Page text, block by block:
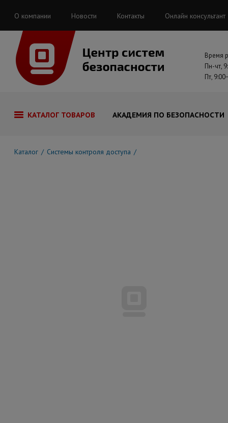
О компании Новости Контакты Онлайн консультант
Время
Пн-чт,
Пт,
КАТАЛОГ ТОВАРОВ АКАДЕМИЯ ПО БЕЗОПАСНОСТИ
Каталог Системы контроля доступа